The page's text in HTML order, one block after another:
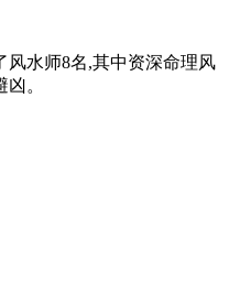
风水师8名,其中资深命理风
。